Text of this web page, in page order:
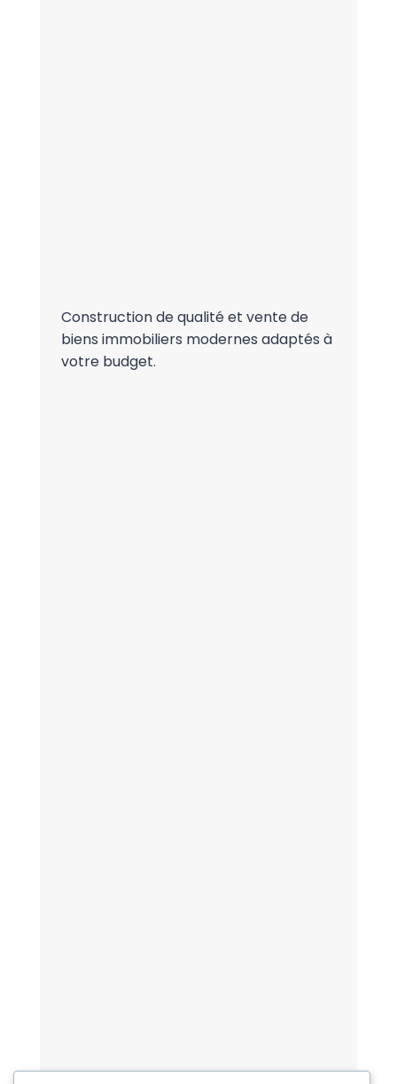
Construction de qualité et vente de
biens immobiliers modernes adaptés à
votre budget.